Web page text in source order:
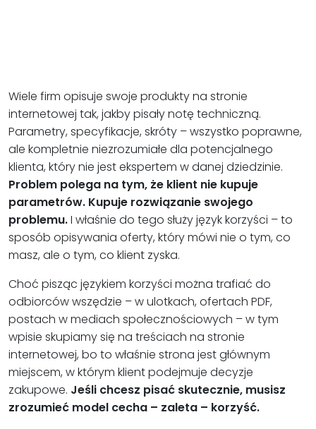
Wiele firm opisuje swoje produkty na stronie
internetowej tak, jakby pisały notę techniczną.
Parametry, specyfikacje, skróty – wszystko poprawne,
ale kompletnie niezrozumiałe dla potencjalnego
klienta, który nie jest ekspertem w danej dziedzinie.
Problem polega na tym, że klient nie kupuje
parametrów. Kupuje rozwiązanie swojego
problemu.I właśnie do tego służy język korzyści – to
sposób opisywania oferty, który mówi nie o tym, co
masz, ale o tym, co klient zyska.
Choć pisząc językiem korzyści można trafiać do
odbiorców wszędzie – w ulotkach, ofertach PDF,
postach w mediach społecznościowych – w tym
wpisie skupiamy się na treściach na stronie
internetowej, bo to właśnie strona jest głównym
miejscem, w którym klient podejmuje decyzje
zakupowe. Jeśli chcesz pisać skutecznie, musisz
zrozumieć model cecha – zaleta – korzyść.